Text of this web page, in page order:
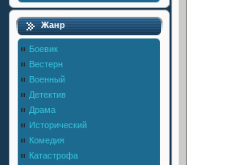
Жанр
Боевик
Вестерн
Военный
Детектив
Драма
Исторический
Комедия
Катастрофа